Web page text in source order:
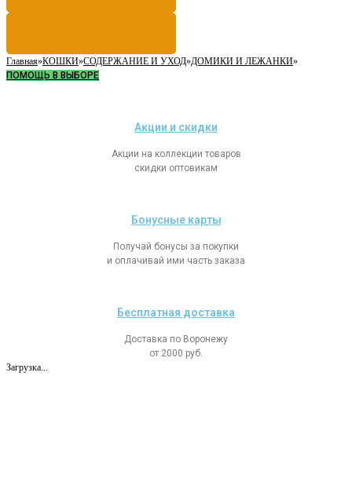
Главная»КОШКИ»СОДЕРЖАНИЕ И УХОД»ДОМИКИ И ЛЕЖАНКИ»
ПОМОЩЬ В ВЫБОРЕ
Акции и скидки
Акции на коллекции товаров
скидки оптовикам
Бонусные карты
Получай бонусы за покупки
и оплачивай ими часть заказа
Бесплатная доставка
Доставка по Воронежу
от 2000 руб.
Загрузка...